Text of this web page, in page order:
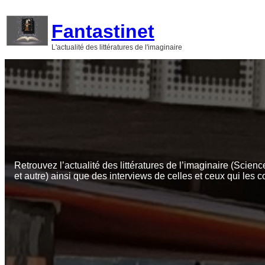
contenu
Fantastinet
L'actualité des littératures de l'imaginaire
Retrouvez l’actualité des littératures de l’imaginaire
et autre) ainsi que des interviews de celles et ceux qui les